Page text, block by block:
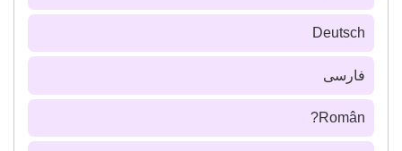
Deutsch
فارسى
Român?